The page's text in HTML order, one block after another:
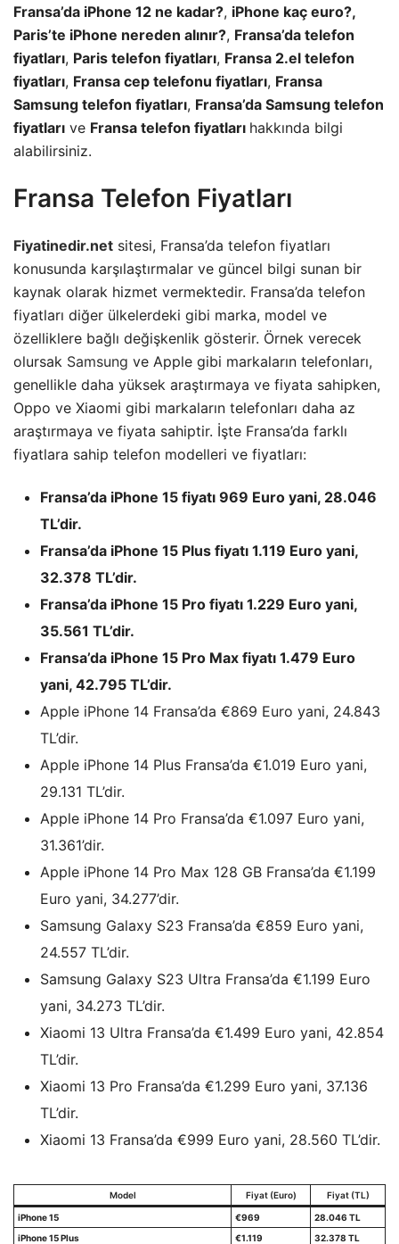
Fransa’da iPhone 12 ne kadar?, iPhone kaç euro?,
Paris’te iPhone nereden alınır?, Fransa’da telefon
fiyatları, Paris telefon fiyatları, Fransa 2.el telefon
fiyatları, Fransa cep telefonu fiyatları, Fransa
Samsung telefon fiyatları, Fransa’da Samsung telefon
fiyatları ve Fransa telefon fiyatları hakkında bilgi
alabilirsiniz.
Fransa Telefon Fiyatları
Fiyatinedir.net sitesi, Fransa’da telefon fiyatları
konusunda karşılaştırmalar ve güncel bilgi sunan bir
kaynak olarak hizmet vermektedir. Fransa’da telefon
fiyatları diğer ülkelerdeki gibi marka, model ve
özelliklere bağlı değişkenlik gösterir. Örnek verecek
olursak Samsung ve Apple gibi markaların telefonları,
genellikle daha yüksek araştırmaya ve fiyata sahipken,
Oppo ve Xiaomi gibi markaların telefonları daha az
araştırmaya ve fiyata sahiptir. İşte Fransa’da farklı
fiyatlara sahip telefon modelleri ve fiyatları:
Fransa’da iPhone 15 fiyatı 969 Euro yani, 28.046
TL’dir.
Fransa’da iPhone 15 Plus fiyatı 1.119 Euro yani,
32.378 TL’dir.
Fransa’da iPhone 15 Pro fiyatı 1.229 Euro yani,
35.561 TL’dir.
Fransa’da iPhone 15 Pro Max fiyatı 1.479 Euro
yani, 42.795 TL’dir.
Apple iPhone 14 Fransa’da €869 Euro yani, 24.843
TL’dir.
Apple iPhone 14 Plus Fransa’da €1.019 Euro yani,
29.131 TL’dir.
Apple iPhone 14 Pro Fransa’da €1.097 Euro yani,
31.361’dir.
Apple iPhone 14 Pro Max 128 GB Fransa’da €1.199
Euro yani, 34.277’dir.
Samsung Galaxy S23 Fransa’da €859 Euro yani,
24.557 TL’dir.
Samsung Galaxy S23 Ultra Fransa’da €1.199 Euro
yani, 34.273 TL’dir.
Xiaomi 13 Ultra Fransa’da €1.499 Euro yani, 42.854
TL’dir.
Xiaomi 13 Pro Fransa’da €1.299 Euro yani, 37.136
TL’dir.
Xiaomi 13 Fransa’da €999 Euro yani, 28.560 TL’dir.
Model Fiyat (Euro) Fiyat (TL)
iPhone 15 €969
28.046 TL
iPhone 15 Plus
€1.119 32.378 TL